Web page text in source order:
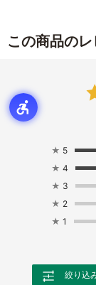
この商品の
★ 5
★ 4
★ 3
★ 2
★ 1
絞り込